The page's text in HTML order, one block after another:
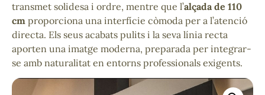
transmet solidesa i ordre, mentre que l’alçada de 110
cm proporciona una interfície còmoda per a l’atenció
directa. Els seus acabats pulits i la seva línia recta
aporten una imatge moderna, preparada per integrar-
se amb naturalitat en entorns professionals exigents.